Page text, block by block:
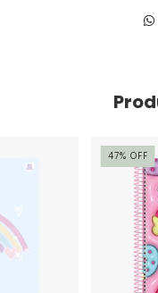
47% OFF